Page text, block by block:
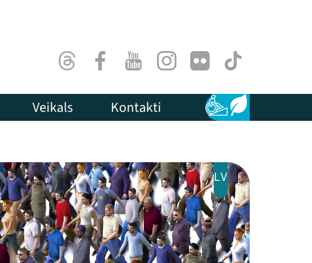
ThreadsFacebookYoutubeInstagram
Flick TikTok
Veikals Kontakti Pieejamība
Ilgtspēja
LV